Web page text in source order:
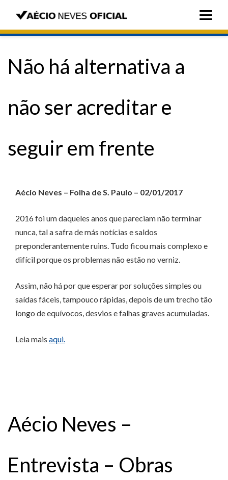
Não há alternativa a
não ser acreditar e
seguir em frente
Aécio Neves – Folha de S. Paulo – 02/01/2017
2016 foi um daqueles anos que pareciam não terminar
nunca, tal a safra de más notícias e saldos
preponderantemente ruins. Tudo ficou mais complexo e
difícil porque os problemas não estão no verniz.
Assim, não há por que esperar por soluções simples ou
saídas fáceis, tampouco rápidas, depois de um trecho tão
longo de equívocos, desvios e falhas graves acumuladas.
Leia mais aqui.
Aécio Neves –
Entrevista – Obras